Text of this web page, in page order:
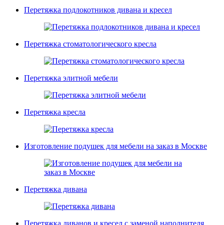
Перетяжка подлокотников дивана и кресел
Перетяжка стоматологического кресла
Перетяжка элитной мебели
Перетяжка кресла
Изготовление подушек для мебели на заказ в Москве
Перетяжка дивана
Перетяжка диванов и кресел с заменой наполнителя